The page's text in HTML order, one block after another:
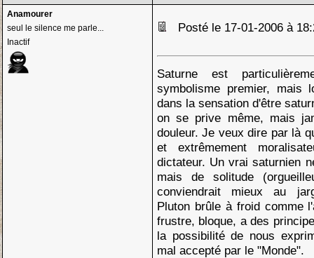
Anamourer
seul le silence me parle...
Inactif
Posté le 17-01-2006 à
Saturne est
symbolisme premier, mais
dans la sensation d'être
on se prive même, mais
douleur. Je veux dire par là
et extrêmement
dictateur. Un vrai saturnien
mais de solitude
conviendrait mieux au
Pluton brûle à froid comme
frustre, bloque, a des
la possibilité de nous
mal accepté par le "Monde".